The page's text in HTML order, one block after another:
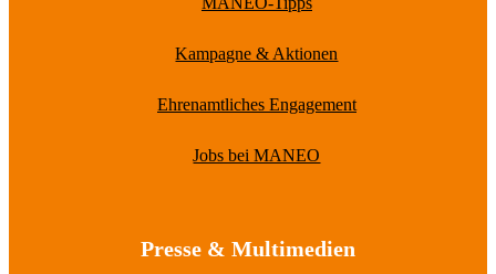
Kampagne & Aktionen
Ehrenamtliches Engagement
Jobs bei MANEO
Presse & Multimedien